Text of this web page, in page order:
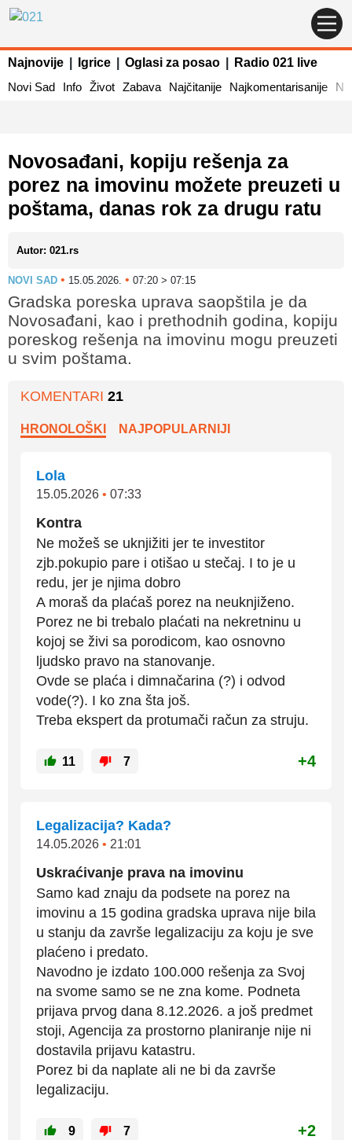
Najnovije Igrice Oglasi za posao
Radio 021 live
Novi Sad
Info Život Zabava Najčitanije Najkomentarisanije
Novosađani, kopiju rešenja za
porez na imovinu možete preuzeti u
poštama, danas rok za drugu ratu
Autor: 021.rs
NOVI SAD • 15.05.2026. • 07:20 > 07:15
Gradska poreska uprava saopštila je da
Novosađani, kao i prethodnih godina, kopiju
poreskog rešenja na imovinu mogu preuzeti
u svim poštama.
KOMENTARI 21
HRONOLOŠKI NAJPOPULARNIJI
Lola
15.05.2026 • 07:33
Kontra
Ne možeš se uknjižiti jer te investitor
zjb.pokupio pare i otišao u stečaj. I to je u
redu, jer je njima dobro
A moraš da plaćaš porez na neuknjiženo.
Porez ne bi trebalo plaćati na nekretninu u
kojoj se živi sa porodicom, kao osnovno
ljudsko pravo na stanovanje.
Ovde se plaća i dimnačarina (?) i odvod
vode(?). I ko zna šta još.
Treba ekspert da protumači račun za struju.
11 7 +4
Legalizacija? Kada?
14.05.2026 • 21:01
Uskraćivanje prava na imovinu
Samo kad znaju da podsete na porez na
imovinu a 15 godina gradska uprava nije bila
u stanju da završe legalizaciju za koju je sve
plaćeno i predato.
Navodno je izdato 100.000 rešenja za Svoj
na svome samo se ne zna kome. Podneta
prijava prvog dana 8.12.2026. a još predmet
stoji, Agencija za prostorno planiranje nije ni
dostavila prijavu katastru.
Porez bi da naplate ali ne bi da završe
legalizaciju.
9 7 +2